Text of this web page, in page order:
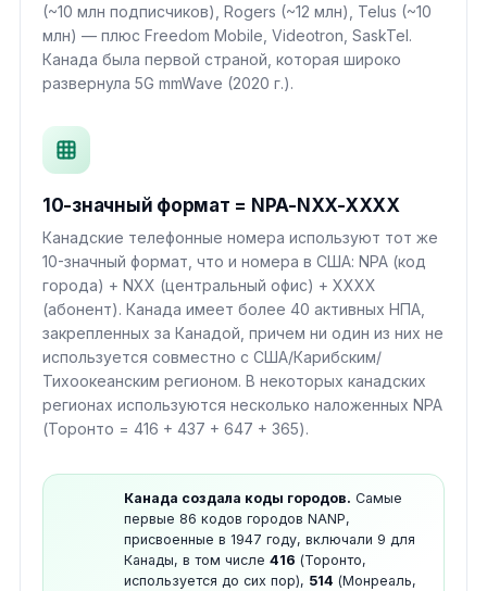
(~10 млн подписчиков), Rogers (~12 млн), Telus (~10
млн) — плюс Freedom Mobile, Videotron, SaskTel.
Канада была первой страной, которая широко
развернула 5G mmWave (2020 г.).
10-значный формат = NPA-NXX-XXXX
Канадские телефонные номера используют тот же
10-значный формат, что и номера в США: NPA (код
города) + NXX (центральный офис) + XXXX
(абонент). Канада имеет более 40 активных НПА,
закрепленных за Канадой, причем ни один из них не
используется совместно с США/Карибским/
Тихоокеанским регионом. В некоторых канадских
регионах используются несколько наложенных NPA
(Торонто = 416 + 437 + 647 + 365).
Канада создала коды городов. Самые
первые 86 кодов городов NANP,
присвоенные в 1947 году, включали 9 для
Канады, в том числе416 (Торонто,
используется до сих пор), 514 (Монреаль,